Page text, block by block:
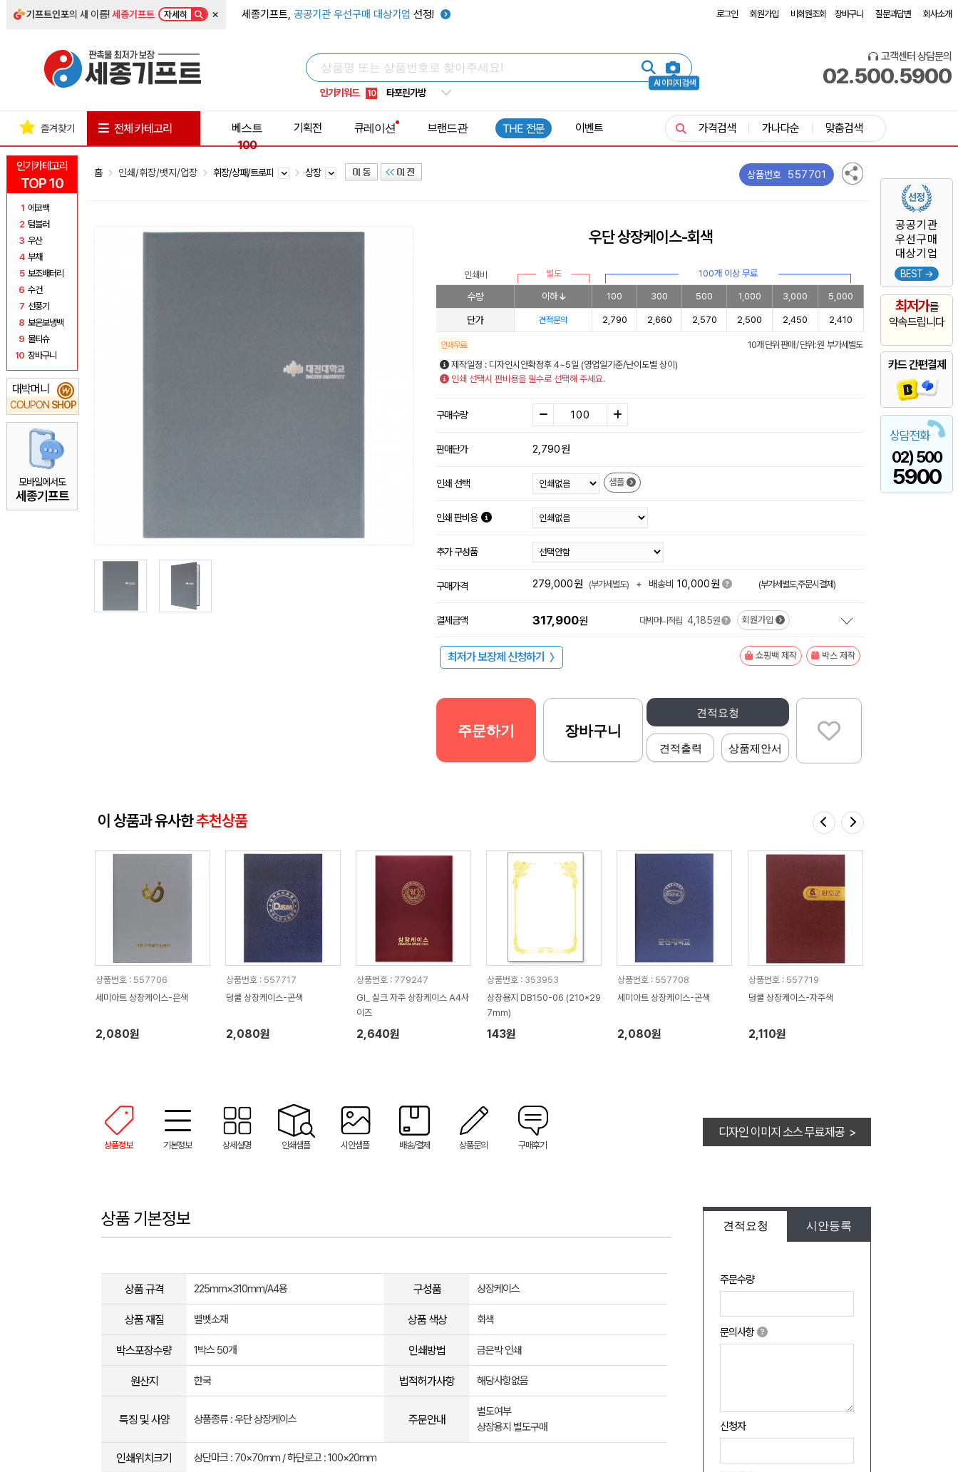
기프트인포의 새 이름!세종기프트 자세히 × 세종기프트, 공공기관 우선구매 대상기업 선정! 로그인 회원가입 비회원조회 장바구니 질문과답변 회사소개
AI 이미지 검색
인기키워드
7 텀블러
10 타포린가방
1 선풍기
고객센터 상담문의
02.500.5900
인기카테고리
TOP 10
1 에코백
2 텀블러
3 우산
4 부채
5 보조배터리
6 수건
7 선풍기
8 보온보냉백
9 물티슈
10 장바구니
대박머니
COUPON SHOP
₩
모바일에서도
세종기프트
공공기관
우선구매
대상기업
BEST →
최저가를
약속드립니다
카드 간편결제
상담전화
02) 500
5900
즐겨찾기 전체 카테고리
베스트
100
기획전 큐레이션 브랜드관 THE 전문 이벤트 가격검색 가나다순 맞춤검색
홈 인쇄/휘장/뱃지/업장 휘장/상패/트로피 상장 상품번호 557701
우단 상장케이스-회색
인쇄비 별도 100개 이상 무료
수량 이하 100 300 500 1,000 3,000 5,000
단가 견적문의 2,790 2,660 2,570 2,500 2,450 2,410
인쇄무료
10개 단위 판매 / 단위: 원 부가세별도
제작일정 : 디자인시안확정후 4~5일 (영업일기준/난이도별 상이)
인쇄 선택시 판비용을 필수로 선택해 주세요.
구매수량
판매단가 2,790원
인쇄 선택 샘플
인쇄 판비용
추가 구성품
구매가격 279,000원 (부가세별도) + 배송비 10,000원 (부가세별도,주문시결제)
결제금액 317,900원 대박머니적립 4,185원 회원가입
최저가 보장제 신청하기 〉 쇼핑백 제작 박스 제작
견적요청
견적출력 상품제안서
주문하기 장바구니
이 상품과 유사한추천상품
상품번호 : 557706
세미아트 상장케이스-은색
2,080원
상품번호 : 557717
덩쿨 상장케이스-곤색
2,080원
상품번호 : 779247
GI_ 실크 자주 상장케이스 A4사
이즈
2,640원
상품번호 : 353953
상장용지 DB150-06 (210*29
7mm)
143원
상품번호 : 557708
세미아트 상장케이스-곤색
2,080원
상품번호 : 557719
덩쿨 상장케이스-자주색
2,110원
상품정보 기본정보 상세설명 인쇄샘플 시안샘플 배송/결제 상품문의 구매후기
디자인 이미지 소스 무료제공 >
견적요청 시안등록
주문수량
문의사항
신청자
상품 기본정보
상품 규격 225mm×310mm/A4용 구성품 상장케이스
상품 재질 벨벳소재 상품 색상 회색
박스포장수량 1박스 50개 인쇄방법 금은박 인쇄
원산지 한국 법적허가사항 해당사항없음
특징 및 사양 상품종류 : 우단 상장케이스 주문안내
별도여부
상장용지 별도구매
인쇄위치크기 상단마크 : 70×70mm / 하단로고 : 100×20mm